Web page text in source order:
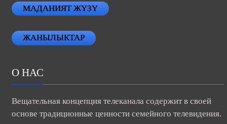
О НАС
Вещательная концепция телеканала содержит в своей